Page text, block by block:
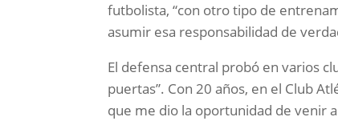
futbolista, “con otro tipo de
asumir esa responsabilidad de
El defensa central probó en varios
puertas”. Con 20 años, en el Club
que me dio la oportunidad de venir